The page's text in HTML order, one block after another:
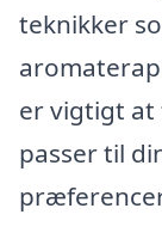
teknikker
er vigtigt at
passer til